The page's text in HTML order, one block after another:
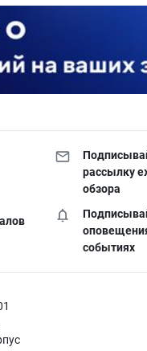
рассылку
обзора
событиях